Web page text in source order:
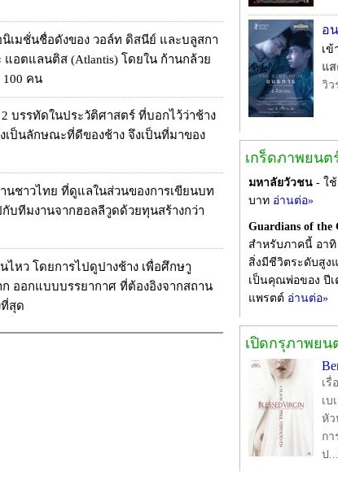
เมชั่นชื่อดังของ วอล์ท ดิสนีย์ และบลูสกา
แอตแลนติส (Atlantis) โดยใน ก้านกล้วย
100 คน
บรรทัดในประวัติศาสตร์ ที่บอกไว้ว่าช้าง
เป็นลักษณะที่ดีของช้าง จึงเป็นที่มาของ
นชาวไทย ที่ดูแลในส่วนของการเขียนบท
บทีมงานจากฮอลลีวูดด้วยทุนสร้างกว่า
ไหว โดยการไปดูปางช้าง เพื่อศึกษาู
ออกแบบบรรยากาศ ที่ต้องอิงจากสถาน
สุด
อ
เข้
แส
วิว
เกร็ดภาพยนต
มหาลัยวัวชน - ใ
บาท อ่านต่อ»
Guardians of the
สำหรับภาคนี้ อาทิ
สิ่งมีชีวิตระดับสูง
เป็นคุณพ่อของ ปี
แพรตต์ อ่านต่อ»
เปิดกรุภาพยน
เรื่
เบ
หัว
กา
ป...